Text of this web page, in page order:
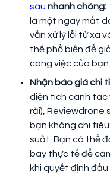
sâu nhanh chóng:
là một ngày mất
vấn xử lý lỗi từ xa
thế phổ biến để
công việc của bạn.
Nhận báo giá chi
diện tích canh tác
rải), Reviewdrone
bạn không chi
suất. Bạn có thể
bay thực tế để
khi quyết định đầu